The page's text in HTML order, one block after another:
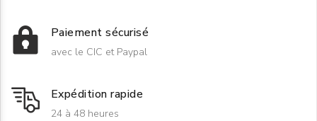
Paiement sécurisé
avec le CIC et Paypal
Expédition rapide
24 à 48 heures